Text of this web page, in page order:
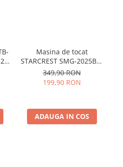
Masina de tocat
STARCREST SMG-2025BK,
2000 W, Accesoriu rosii si
carnati, 3 site de taiere,
Cutit inox, Negru
349,90 RON
199,90 RON
ADAUGA IN COS